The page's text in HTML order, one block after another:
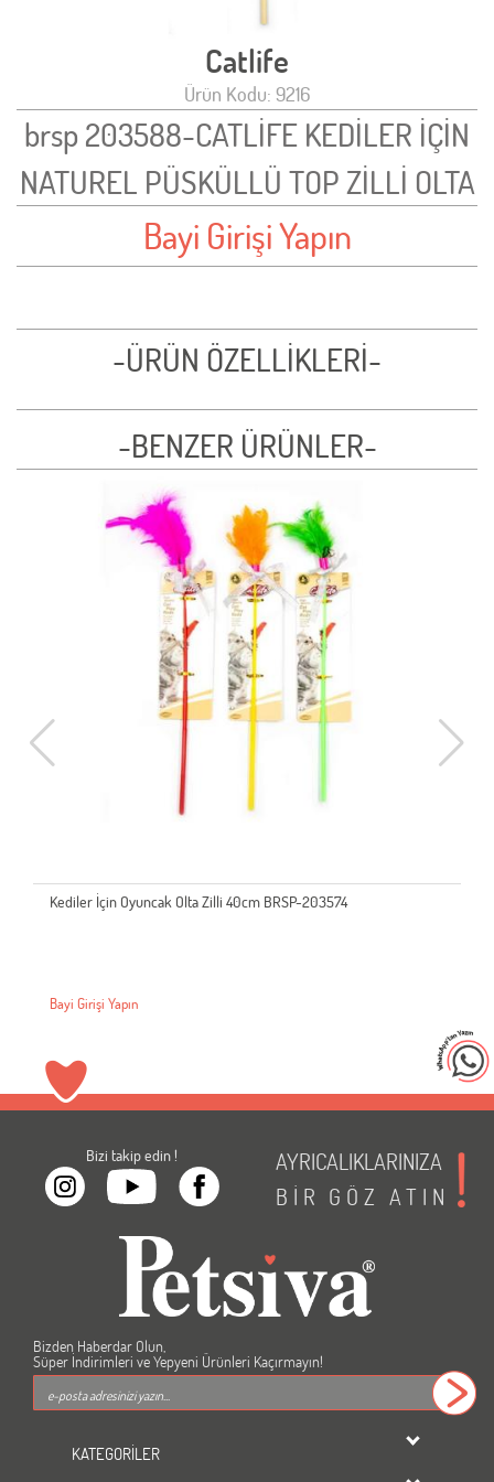
Catlife
Ürün Kodu: 9216
brsp 203588-CATLİFE KEDİLER İÇİN
NATUREL PÜSKÜLLÜ TOP ZİLLİ OLTA
Bayi Girişi Yapın
-ÜRÜN ÖZELLİKLERİ-
-BENZER ÜRÜNLER-
Kediler İçin Oyuncak Olta Zilli 40cm BRSP-203574
Bayi Girişi Yapın
Bizi takip edin !
AYRICALIKLARINIZA
BİR GÖZ ATIN
Bizden Haberdar Olun,
Süper İndirimleri ve Yepyeni Ürünleri Kaçırmayın!
KATEGORİLER